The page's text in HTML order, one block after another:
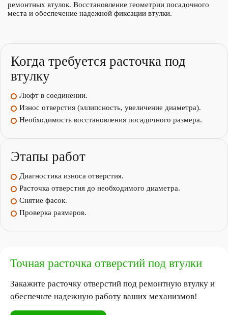
ремонтных втулок. Восстановление геометрии посадочного
места и обеспечение надежной фиксации втулки.
Когда требуется расточка под
втулку
Люфт в соединении.
Износ отверстия (эллипсность, увеличение диаметра).
Необходимость восстановления посадочного размера.
Этапы работ
Диагностика износа отверстия.
Расточка отверстия до необходимого диаметра.
Снятие фасок.
Проверка размеров.
Точная расточка отверстий под втулки
Закажите расточку отверстий под ремонтную втулку и
обеспечьте надежную работу ваших механизмов!